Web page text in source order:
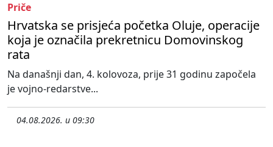
Priče
Hrvatska se prisjeća početka Oluje, operacije
koja je označila prekretnicu Domovinskog
rata
Na današnji dan, 4. kolovoza, prije 31 godinu započela
je vojno-redarstve...
04.08.2026. u 09:30